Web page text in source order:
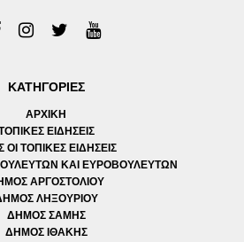
ΚΑΤΗΓΟΡΙΕΣ
ΑΡΧΙΚΗ
ΕΙΔΗΣΕΙΣ
ΟΙ ΤΟΠΙΚΕΣ ΕΙΔΗΣΕΙΣ
ΚΑΙ ΕΥΡΟΒΟΥΛΕΥΤΩΝ
ΑΡΓΟΣΤΟΛΙΟΥ
ΛΗΞΟΥΡΙΟΥ
ΔΗΜΟΣ ΣΑΜΗΣ
ΔΗΜΟΣ ΙΘΑΚΗΣ